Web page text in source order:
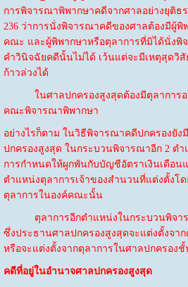
การพิจารณาพิพากษาคดีจากศาลอย่างยุติ
236 ว่าการนั่งพิจารณาคดีของศาลต้องมีผู้พิ
คณะ และผู้พิพากษาหรือตุลาการที่มิได้นั่งพิ
คำวินิจฉัยคดีนั้นไม่ได้ เว้นแต่จะมีเหตุสุดวิ
ก้าวล่วงได้
ในศาลปกครองสูงสุดต้องมีตุลาการอย่
คณะพิจารณาพิพากษา
อย่างไรก็ตาม ในวิธีพิจารณาคดีปกครองยั
ปกครองสูงสุด ในกระบวนพิจารณาอีก 2 ต
การกำหนดให้ผูกพันกับบัญชีอัตราเงินเดือน
ตำแหน่งตุลาการเจ้าของสำนวนที่แต่งตั้งโ
ตุลาการในองค์คณะนั้น
ตุลาการอีกตำแหน่งในกระบวนพิจาร
ซึ่งประธานศาลปกครองสูงสุดจะแต่งตั้งจา
หรือจะแต่งตั้งจากตุลาการในศาลปกครอง
คดีที่อยู่ในอำนาจศาลปกครองสูงสุด